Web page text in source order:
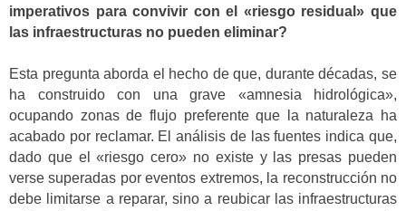
imperativos para convivir con el «riesgo residual» que
las infraestructuras no pueden eliminar?
Esta pregunta aborda el hecho de que, durante décadas, se
ha construido con una grave «amnesia hidrológica»,
ocupando zonas de flujo preferente que la naturaleza ha
acabado por reclamar. El análisis de las fuentes indica que,
dado que el «riesgo cero» no existe y las presas pueden
verse superadas por eventos extremos, la reconstrucción no
debe limitarse a reparar, sino a reubicar las infraestructuras